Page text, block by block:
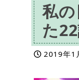
私
た
投稿日
2019年1